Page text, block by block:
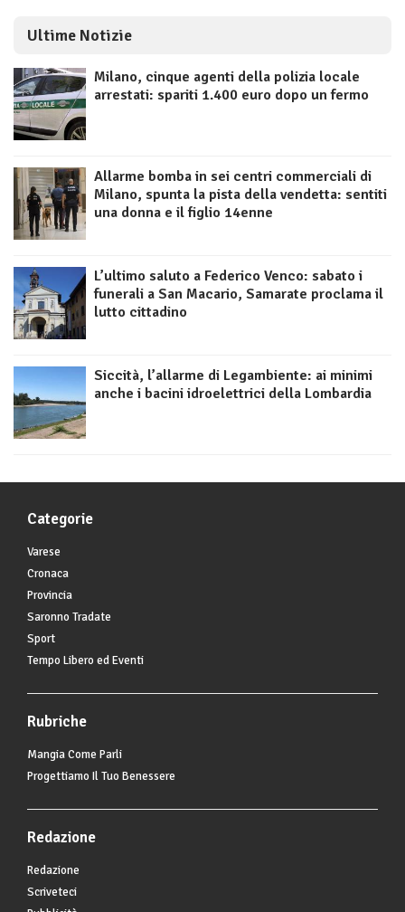
Ultime Notizie
Milano, cinque agenti della polizia locale
arrestati: spariti 1.400 euro dopo un fermo
Allarme bomba in sei centri commerciali di
Milano, spunta la pista della vendetta: sentiti
una donna e il figlio 14enne
L’ultimo saluto a Federico Venco: sabato i
funerali a San Macario, Samarate proclama il
lutto cittadino
Siccità, l’allarme di Legambiente: ai minimi
anche i bacini idroelettrici della Lombardia
Categorie
Varese
Cronaca
Provincia
Saronno Tradate
Sport
Tempo Libero ed Eventi
Rubriche
Mangia Come Parli
Progettiamo Il Tuo Benessere
Redazione
Redazione
Scriveteci